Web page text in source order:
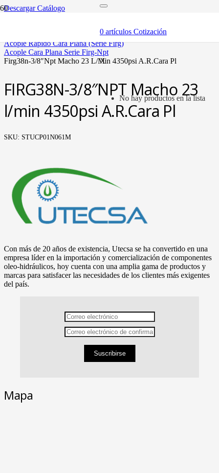
0 artículos Cotización
X
No hay productos en la lista
Descargar Catálogo
acople rápido cara plana (serie firg)
acople cara plana serie firg-npt
firg38n-3/8″npt macho 23 l/min 4350psi a.r.cara pl
FIRG38N-3/8″NPT Macho 23
l/min 4350psi A.R.Cara Pl
SKU: STUCP01N061M
Con más de 20 años de existencia, Utecsa se ha convertido en una
empresa líder en la importación y comercialización de componentes
oleo-hidráulicos, hoy cuenta con una amplia gama de productos y
marcas para satisfacer las necesidades de los clientes más exigentes
del país.
Suscribirse
Mapa